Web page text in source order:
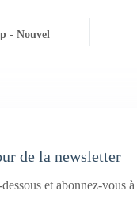
- Nouvel
de la newsletter
et abonnez-vous